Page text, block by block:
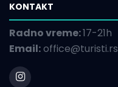
KONTAKT
Radno vreme:17-21h
Email:office@turisti.rs